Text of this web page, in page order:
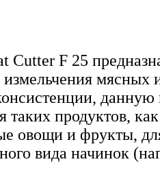
Cutter F 25
мясных
таких продуктов,
овощи и фрукты,
вида начинок